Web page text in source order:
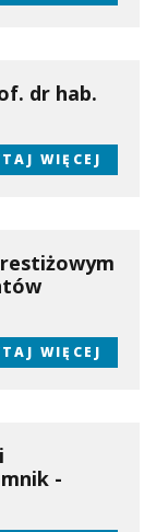
dr hab.
WIĘCEJ
WIĘCEJ
-